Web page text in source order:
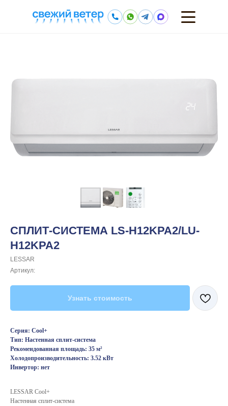
СПЛИТ-СИСТЕМА LS-H12KPA2/LU-
H12KPA2
LESSAR
Артикул:
Узнать стоимость
LESSAR Cool+
Настенная сплит-система
Серия: Cool+
Тип: Настенная сплит-система
Рекомендованная площадь: 35 м²
Холодопроизводительность: 3.52 кВт
Инвертор: нет